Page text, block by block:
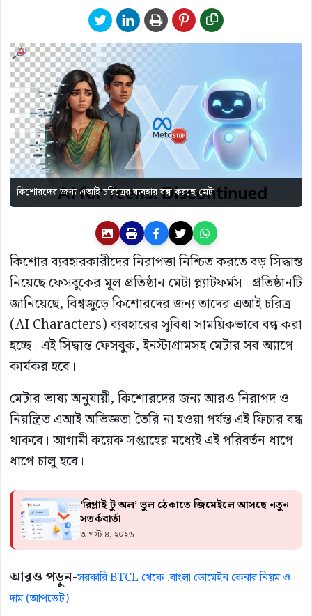
কিশোরদের জন্য এআই চরিত্রের ব্যবহার বন্ধ করছে মেটা
কিশোর ব্যবহারকারীদের নিরাপত্তা নিশ্চিত করতে বড় সিদ্ধান্ত
নিয়েছে ফেসবুকের মূল প্রতিষ্ঠান মেটা প্ল্যাটফর্মস। প্রতিষ্ঠানটি
জানিয়েছে, বিশ্বজুড়ে কিশোরদের জন্য তাদের এআই চরিত্র
(AI Characters) ব্যবহারের সুবিধা সাময়িকভাবে বন্ধ করা
হচ্ছে। এই সিদ্ধান্ত ফেসবুক, ইনস্টাগ্রামসহ মেটার সব অ্যাপে
কার্যকর হবে।
মেটার ভাষ্য অনুযায়ী, কিশোরদের জন্য আরও নিরাপদ ও
নিয়ন্ত্রিত এআই অভিজ্ঞতা তৈরি না হওয়া পর্যন্ত এই ফিচার বন্ধ
থাকবে। আগামী কয়েক সপ্তাহের মধ্যেই এই পরিবর্তন ধাপে
ধাপে চালু হবে।
‘রিপ্লাই টু অল’ ভুল ঠেকাতে জিমেইলে আসছে নতুন
সতর্কবার্তা
আগস্ট ৪, ২০২৬
আরও পড়ুন-সরকারি BTCL থেকে .বাংলা ডোমেইন কেনার নিয়ম ও
দাম (আপডেট)